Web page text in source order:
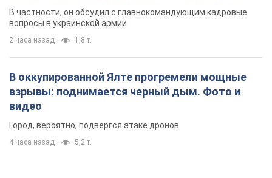
новых мерах
В частности, он обсудил с главнокомандующим кадровые
вопросы в украинской армии
2 часа назад 1,8 т.
В оккупированной Ялте прогремели мощные
взрывы: поднимается черный дым. Фото и
видео
Город, вероятно, подвергся атаке дронов
4 часа назад 5,2 т.